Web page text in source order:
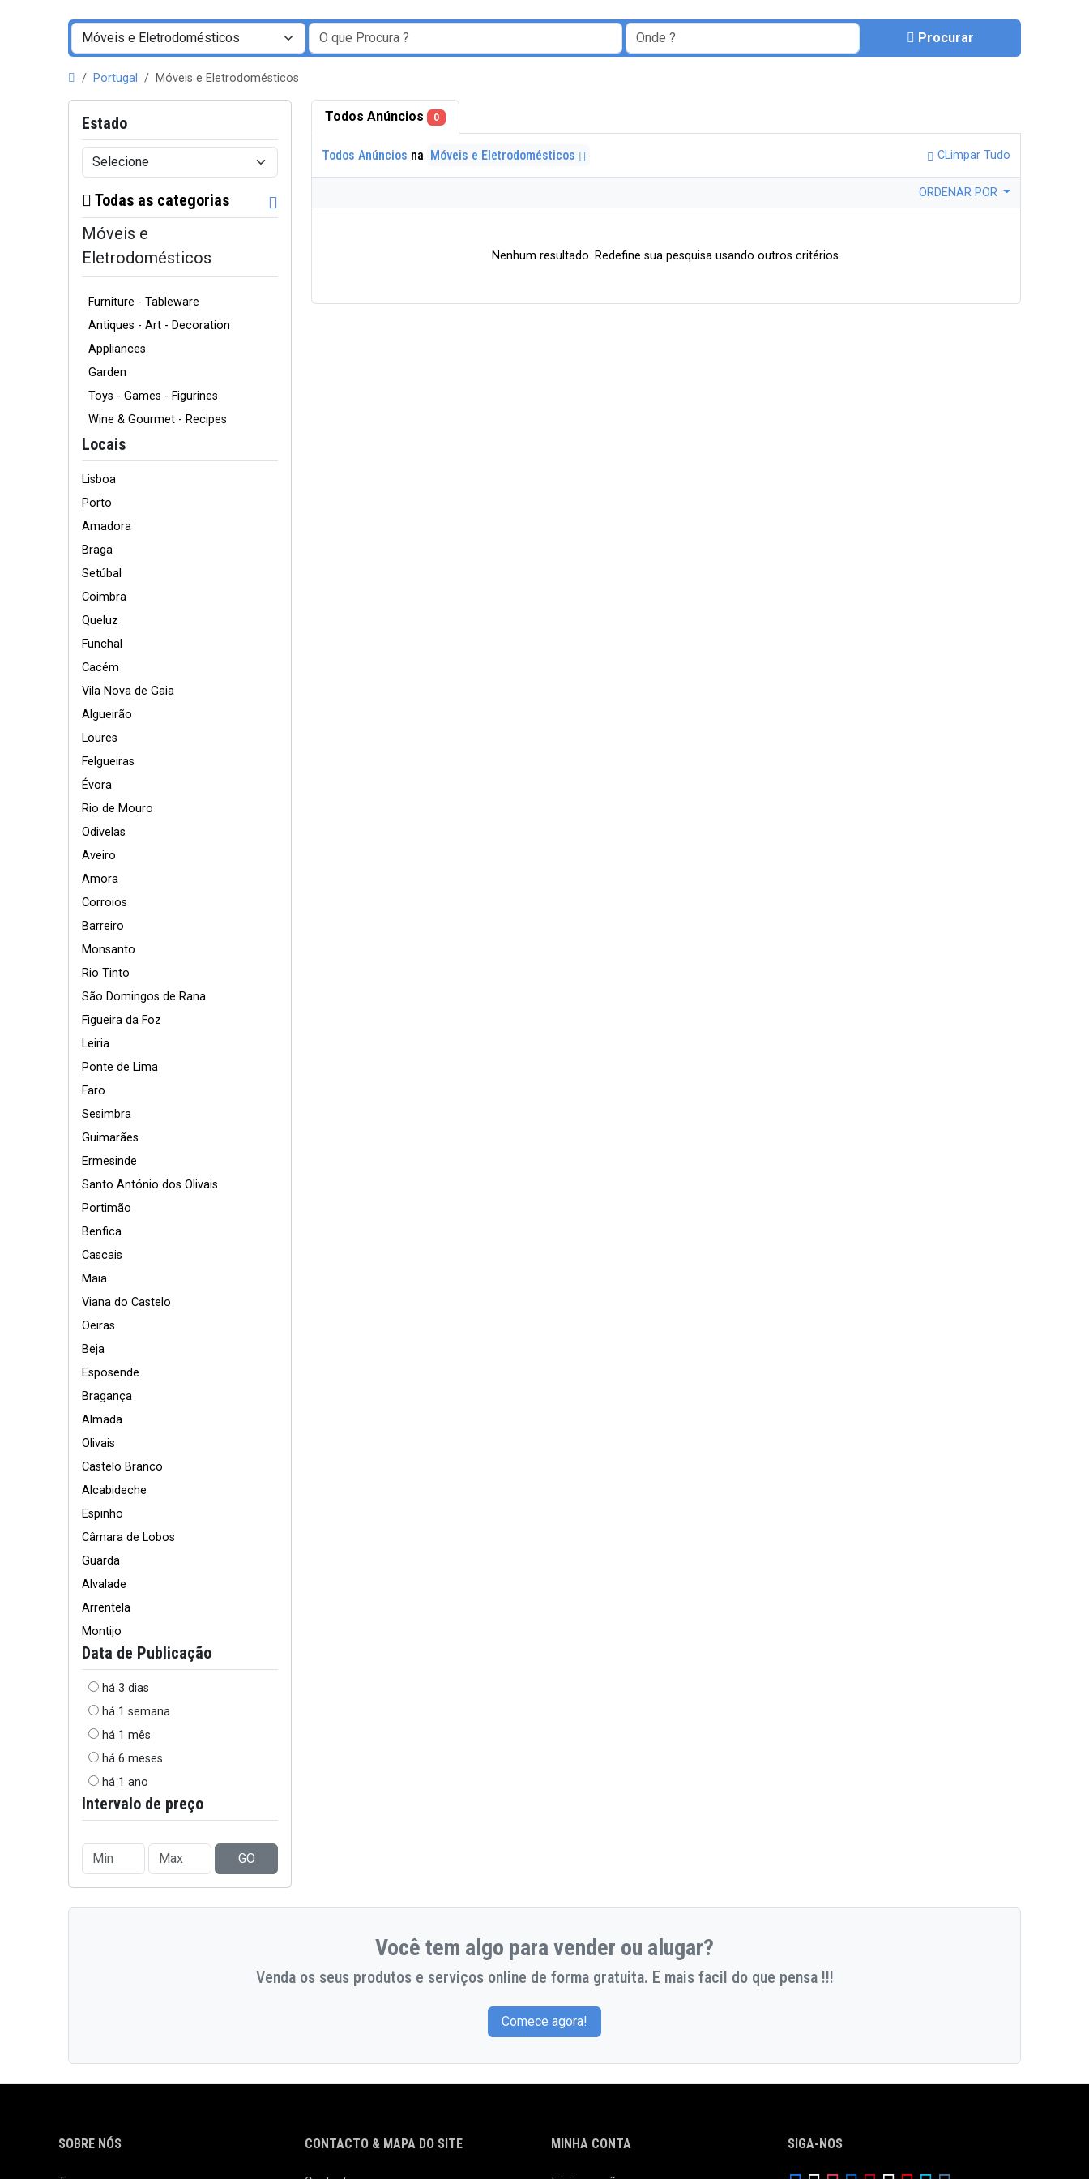
Procurar
Portugal Móveis e Eletrodomésticos
Estado
Todas as categorias
Móveis e
Eletrodomésticos
Furniture - Tableware
Antiques - Art - Decoration
Appliances
Garden
Toys - Games - Figurines
Wine & Gourmet - Recipes
Locais
Lisboa
Porto
Amadora
Braga
Setúbal
Coimbra
Queluz
Funchal
Cacém
Vila Nova de Gaia
Algueirão
Loures
Felgueiras
Évora
Rio de Mouro
Odivelas
Aveiro
Amora
Corroios
Barreiro
Monsanto
Rio Tinto
São Domingos de Rana
Figueira da Foz
Leiria
Ponte de Lima
Faro
Sesimbra
Guimarães
Ermesinde
Santo António dos Olivais
Portimão
Benfica
Cascais
Maia
Viana do Castelo
Oeiras
Beja
Esposende
Bragança
Almada
Olivais
Castelo Branco
Alcabideche
Espinho
Câmara de Lobos
Guarda
Alvalade
Arrentela
Montijo
Data de Publicação
há 3 dias
há 1 semana
há 1 mês
há 6 meses
há 1 ano
Intervalo de preço
GO
Todos Anúncios 0
Todos Anúncios na Móveis e Eletrodomésticos CLimpar Tudo
ORDENAR POR
Nenhum resultado. Redefine sua pesquisa usando outros critérios.
Você tem algo para vender ou alugar?
Venda os seus produtos e serviços online de forma gratuita. E mais facil do que pensa !!!
Comece agora!
SOBRE NÓS CONTACTO & MAPA DO SITE MINHA CONTA SIGA-NOS